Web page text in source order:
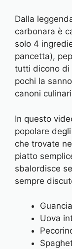
Dalla
carbonara è
solo 4
pancetta),
tutti dicono di
pochi la
canoni
In questo
popolare degli
che trovate
piatto
sbalordisce
sempre
Uova